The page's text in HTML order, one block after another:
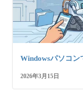
Windowsパソコン
2026年3月15日